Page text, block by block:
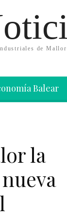
de
Balear
la